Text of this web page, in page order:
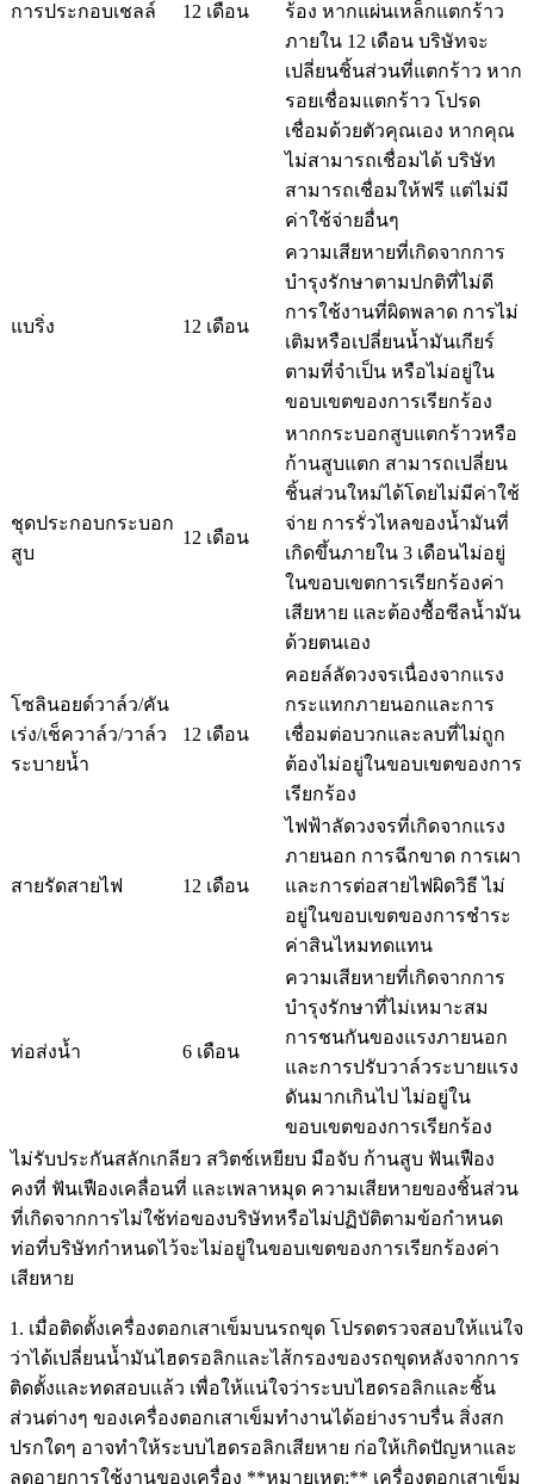
การประกอบเชลล์ 12 เดือน
ร้อง หากแผ่นเหล็กแตกร้าว
ภายใน 12 เดือน บริษัทจะ
เปลี่ยนชิ้นส่วนที่แตกร้าว หาก
รอยเชื่อมแตกร้าว โปรด
เชื่อมด้วยตัวคุณเอง หากคุณ
ไม่สามารถเชื่อมได้ บริษัท
สามารถเชื่อมให้ฟรี แต่ไม่มี
ค่าใช้จ่ายอื่นๆ
แบริ่ง 12 เดือน
ความเสียหายที่เกิดจากการ
บำรุงรักษาตามปกติที่ไม่ดี
การใช้งานที่ผิดพลาด การไม่
เติมหรือเปลี่ยนน้ำมันเกียร์
ตามที่จำเป็น หรือไม่อยู่ใน
ขอบเขตของการเรียกร้อง
ชุดประกอบกระบอก
สูบ
12 เดือน
หากกระบอกสูบแตกร้าวหรือ
ก้านสูบแตก สามารถเปลี่ยน
ชิ้นส่วนใหม่ได้โดยไม่มีค่าใช้
จ่าย การรั่วไหลของน้ำมันที่
เกิดขึ้นภายใน 3 เดือนไม่อยู่
ในขอบเขตการเรียกร้องค่า
เสียหาย และต้องซื้อซีลน้ำมัน
ด้วยตนเอง
โซลินอยด์วาล์ว/คัน
เร่ง/เช็ควาล์ว/วาล์ว
ระบายน้ำ
12 เดือน
คอยล์ลัดวงจรเนื่องจากแรง
กระแทกภายนอกและการ
เชื่อมต่อบวกและลบที่ไม่ถูก
ต้องไม่อยู่ในขอบเขตของการ
เรียกร้อง
สายรัดสายไฟ 12 เดือน
ไฟฟ้าลัดวงจรที่เกิดจากแรง
ภายนอก การฉีกขาด การเผา
และการต่อสายไฟผิดวิธี ไม่
อยู่ในขอบเขตของการชำระ
ค่าสินไหมทดแทน
ท่อส่งน้ำ 6 เดือน
ความเสียหายที่เกิดจากการ
บำรุงรักษาที่ไม่เหมาะสม
การชนกันของแรงภายนอก
และการปรับวาล์วระบายแรง
ดันมากเกินไป ไม่อยู่ใน
ขอบเขตของการเรียกร้อง
ไม่รับประกันสลักเกลียว สวิตช์เหยียบ มือจับ ก้านสูบ ฟันเฟือง
คงที่ ฟันเฟืองเคลื่อนที่ และเพลาหมุด ความเสียหายของชิ้นส่วน
ที่เกิดจากการไม่ใช้ท่อของบริษัทหรือไม่ปฏิบัติตามข้อกำหนด
ท่อที่บริษัทกำหนดไว้จะไม่อยู่ในขอบเขตของการเรียกร้องค่า
เสียหาย
1. เมื่อติดตั้งเครื่องตอกเสาเข็มบนรถขุด โปรดตรวจสอบให้แน่ใจ
ว่าได้เปลี่ยนน้ำมันไฮดรอลิกและไส้กรองของรถขุดหลังจากการ
ติดตั้งและทดสอบแล้ว เพื่อให้แน่ใจว่าระบบไฮดรอลิกและชิ้น
ส่วนต่างๆ ของเครื่องตอกเสาเข็มทำงานได้อย่างราบรื่น สิ่งสก
ปรกใดๆ อาจทำให้ระบบไฮดรอลิกเสียหาย ก่อให้เกิดปัญหาและ
ลดอายุการใช้งานของเครื่อง **หมายเหตุ:** เครื่องตอกเสาเข็ม